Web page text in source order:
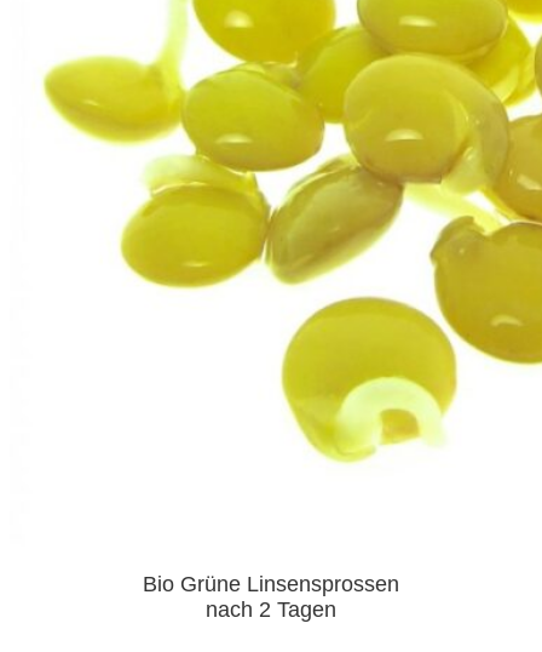
Bio Grüne Linsensprossen
nach 2 Tagen